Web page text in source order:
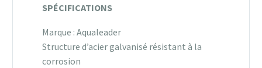
SPÉCIFICATIONS
Marque : Aqualeader
Structure d’acier galvanisé résistant à la
corrosion